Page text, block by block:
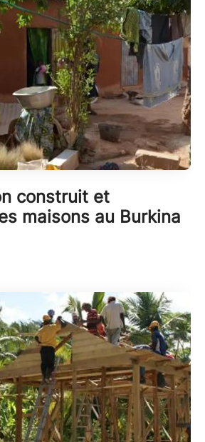
construit et
maisons au Burkina